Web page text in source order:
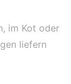
im Kot oder
liefern